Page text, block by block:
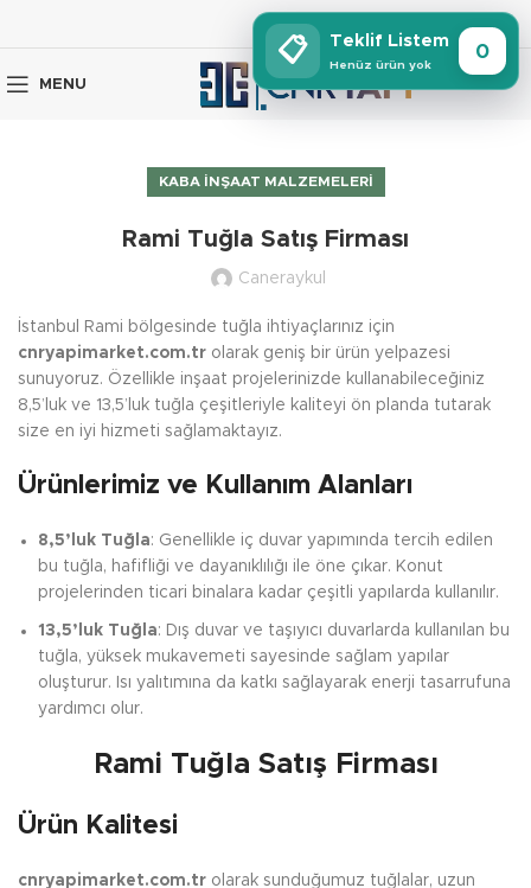
MENU
KABA İNŞAAT MALZEMELERI
Rami Tuğla Satış Firması
Caneraykul
İstanbul Rami bölgesinde tuğla ihtiyaçlarınız için
cnryapimarket.com.tr olarak geniş bir ürün yelpazesi
sunuyoruz. Özellikle inşaat projelerinizde kullanabileceğiniz
8,5’luk ve 13,5’luk tuğla çeşitleriyle kaliteyi ön planda tutarak
size en iyi hizmeti sağlamaktayız.
Ürünlerimiz ve Kullanım Alanları
8,5’luk Tuğla: Genellikle iç duvar yapımında tercih edilen
bu tuğla, hafifliği ve dayanıklılığı ile öne çıkar. Konut
projelerinden ticari binalara kadar çeşitli yapılarda kullanılır.
13,5’luk Tuğla: Dış duvar ve taşıyıcı duvarlarda kullanılan bu
tuğla, yüksek mukavemeti sayesinde sağlam yapılar
oluşturur. Isı yalıtımına da katkı sağlayarak enerji tasarrufuna
yardımcı olur.
Rami Tuğla Satış Firması
Ürün Kalitesi
cnryapimarket.com.tr olarak sunduğumuz tuğlalar, uzun
📋 Teklif Listem
Henüz ürün yok
0